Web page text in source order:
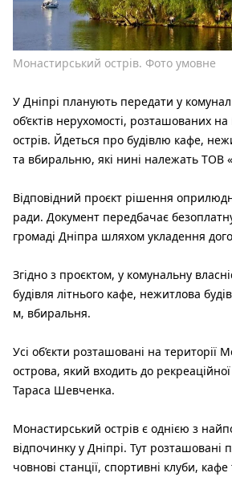
Монастирський острів. Фото умовне
У Дніпрі планують передати у
об’єктів нерухомості, розташованих
острів. Йдеться про будівлю кафе,
та вбиральню, які нині належать ТОВ
Відповідний проєкт рішення
ради. Документ передбачає
громаді Дніпра шляхом укладення
Згідно з проєктом, у комунальну
будівля літнього кафе, нежитлова
м, вбиральня.
Усі об’єкти розташовані на території
острова, який входить до
Тараса Шевченка.
Монастирський острів є однією з
відпочинку у Дніпрі. Тут розташовані
човнові станції, спортивні клуби, кафе